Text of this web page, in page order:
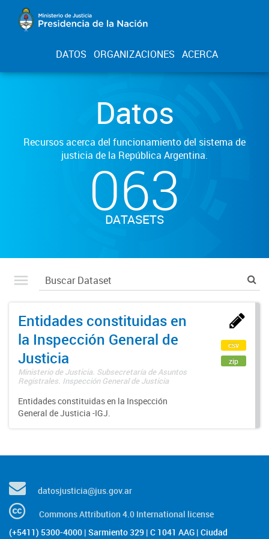
DATOS ORGANIZACIONES ACERCA
Datos
Recursos acerca del funcionamiento del sistema de
justicia de la República Argentina.
063
DATASETS
Entidades constituidas en
la Inspección General de
Justicia
Ministerio de Justicia. Subsecretaría de Asuntos
Registrales. Inspección General de Justicia
Entidades constituidas en la Inspección
General de Justicia -IGJ.
csv
zip
datosjusticia@jus.gov.ar
Commons Attribution 4.0 International license
(+5411) 5300-4000 | Sarmiento 329 | C 1041 AAG | Ciudad